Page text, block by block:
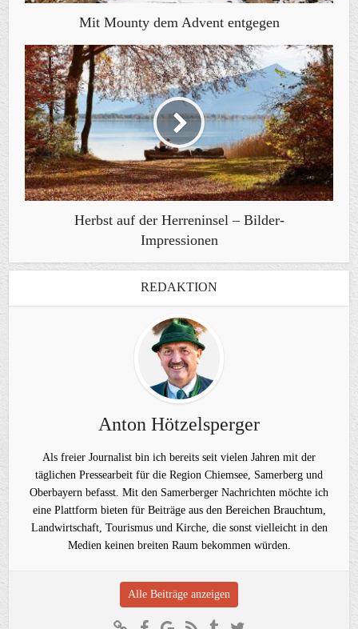
Mit Mounty dem Advent entgegen
Herbst auf der Herreninsel – Bilder-
Impressionen
REDAKTION
Anton Hötzelsperger
Als freier Journalist bin ich bereits seit vielen Jahren mit der
täglichen Pressearbeit für die Region Chiemsee, Samerberg und
Oberbayern befasst. Mit den Samerberger Nachrichten möchte ich
eine Plattform bieten für Beiträge aus den Bereichen Brauchtum,
Landwirtschaft, Tourismus und Kirche, die sonst vielleicht in den
Medien keinen breiten Raum bekommen würden.
Alle Beiträge anzeigen